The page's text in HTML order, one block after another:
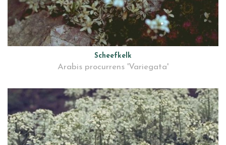
Scheefkelk
Arabis procurrens 'Variegata'